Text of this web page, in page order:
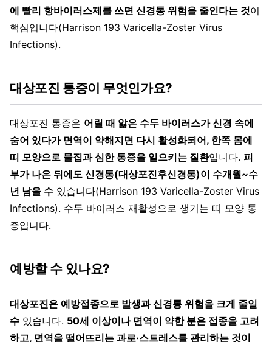
에 빨리 항바이러스제를 쓰면 신경통 위험을 줄인다는 것이
핵심입니다(Harrison 193 Varicella-Zoster Virus
Infections).
대상포진 통증이 무엇인가요?
대상포진 통증은 어릴 때 앓은 수두 바이러스가 신경 속에
숨어 있다가 면역이 약해지면 다시 활성화되어, 한쪽 몸에
띠 모양으로 물집과 심한 통증을 일으키는 질환입니다. 피
부가 나은 뒤에도 신경통(대상포진후신경통)이 수개월~수
년 남을 수 있습니다(Harrison 193 Varicella-Zoster Virus
Infections). 수두 바이러스 재활성으로 생기는 띠 모양 통
증입니다.
예방할 수 있나요?
대상포진은 예방접종으로 발생과 신경통 위험을 크게 줄일
수 있습니다. 50세 이상이나 면역이 약한 분은 접종을 고려
하고, 면역을 떨어뜨리는 과로·스트레스를 관리하는 것이